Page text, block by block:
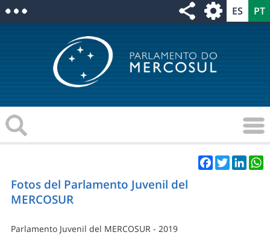
Facebook
Twitter
Fotos del Parlamento Juvenil del
MERCOSUR
Parlamento Juvenil del MERCOSUR - 2019